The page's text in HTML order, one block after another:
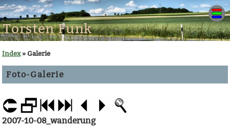
Torsten Funk
Index» Galerie
Foto-Galerie
2007-10-08_wanderung